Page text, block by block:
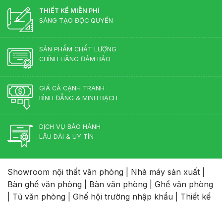
THIẾT KẾ MIỄN PHÍ
SÁNG TẠO ĐỘC QUYỀN
SẢN PHẨM CHẤT LƯỢNG
CHÍNH HÃNG ĐẢM BẢO
GIÁ CẢ CẠNH TRANH
BÌNH ĐẲNG & MINH BẠCH
DỊCH VỤ BẢO HÀNH
LÂU DÀI & UY TÍN
Showroom nội thất văn phòng Nhà máy sản xuất
Bàn ghế văn phòng
Bàn văn phòng
Ghế văn phòng
Tủ văn phòng Ghế hội trường nhập khẩu
Thiết kế